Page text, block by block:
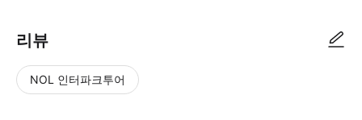
리뷰
NOL 인터파크투어